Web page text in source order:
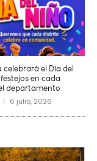
celebrará el Día del
en cada
departamento
6 julio, 2026